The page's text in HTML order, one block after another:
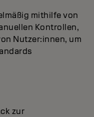
mithilfe von
Kontrollen,
Nutzer:innen, um
zur